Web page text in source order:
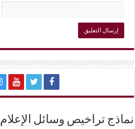
نماذج تراخيص وسائل الإعلام